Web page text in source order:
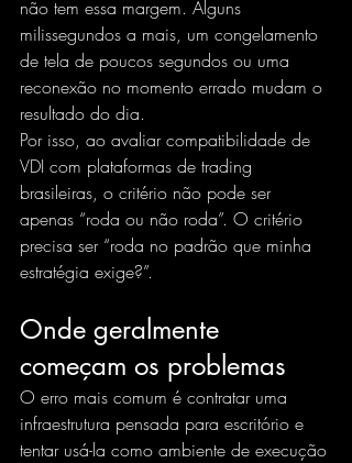
não tem essa margem. Alguns
milissegundos a mais, um congelamento
de tela de poucos segundos ou uma
reconexão no momento errado mudam o
resultado do dia.
Por isso, ao avaliar compatibilidade de
VDI com plataformas de trading
brasileiras, o critério não pode ser
apenas “roda ou não roda”. O critério
precisa ser “roda no padrão que minha
estratégia exige?”.
Onde geralmente
começam os problemas
O erro mais comum é contratar uma
infraestrutura pensada para escritório e
tentar usá-la como ambiente de execução